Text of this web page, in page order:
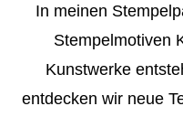
In meinen
Stempelmotiven
Kunstwerke
entdecken wir neue